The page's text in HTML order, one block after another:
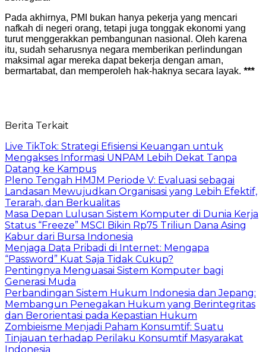
Pada akhirnya, PMI bukan hanya pekerja yang mencari
nafkah di negeri orang, tetapi juga tonggak ekonomi yang
turut menggerakkan pembangunan nasional. Oleh karena
itu, sudah seharusnya negara memberikan perlindungan
maksimal agar mereka dapat bekerja dengan aman,
bermartabat, dan memperoleh hak-haknya secara layak. ***
Berita Terkait
Live TikTok: Strategi Efisiensi Keuangan untuk
Mengakses Informasi UNPAM Lebih Dekat Tanpa
Datang ke Kampus
Pleno Tengah HMJM Periode V: Evaluasi sebagai
Landasan Mewujudkan Organisasi yang Lebih Efektif,
Terarah, dan Berkualitas
Masa Depan Lulusan Sistem Komputer di Dunia Kerja
Status “Freeze” MSCI Bikin Rp75 Triliun Dana Asing
Kabur dari Bursa Indonesia
Menjaga Data Pribadi di Internet: Mengapa
“Password” Kuat Saja Tidak Cukup?
Pentingnya Menguasai Sistem Komputer bagi
Generasi Muda
Perbandingan Sistem Hukum Indonesia dan Jepang:
Membangun Penegakan Hukum yang Berintegritas
dan Berorientasi pada Kepastian Hukum
Zombieisme Menjadi Paham Konsumtif: Suatu
Tinjauan terhadap Perilaku Konsumtif Masyarakat
Indonesia